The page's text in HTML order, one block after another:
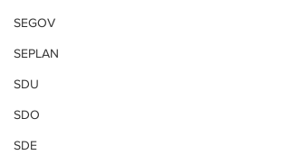
SEGOV
SEPLAN
SDU
SDO
SDE